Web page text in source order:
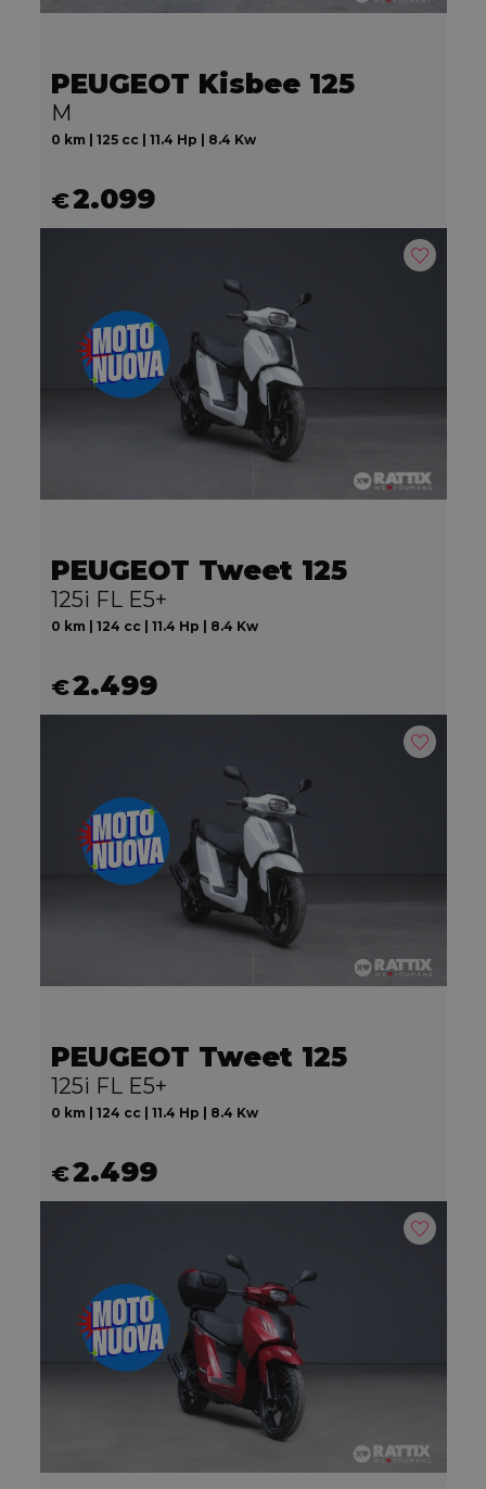
PEUGEOT Kisbee 125
M
0 km | 125 cc | 11.4 Hp | 8.4 Kw
€2.099
PEUGEOT Tweet 125
125i FL E5+
0 km | 124 cc | 11.4 Hp | 8.4 Kw
€2.499
PEUGEOT Tweet 125
125i FL E5+
0 km | 124 cc | 11.4 Hp | 8.4 Kw
€2.499